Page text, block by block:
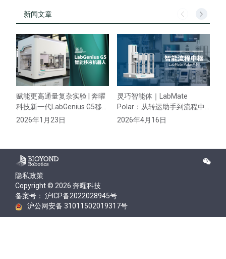
新闻文章
赋能更高通量复杂实验 | 奔曜
科技新一代LabGenius G5移液
机器人实力首发
2026年1月23日
灵巧智能体｜LabMate
Polar：从转运助手到流程中
枢，解放双手的关键一步
2026年4月16日
隐私政策
Copyright © 2026 奔曜科技
备案号： 沪ICP备2022028945号
沪公网安备 31011502019317号